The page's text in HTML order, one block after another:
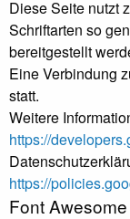
Diese Seite nutzt
Schriftarten so
bereitgestellt
Eine Verbindung
statt.
Weitere
https://
https://
Font